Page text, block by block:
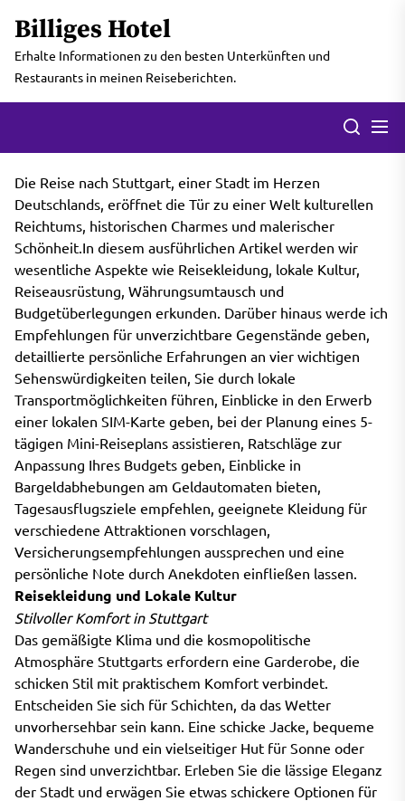
the
content
Billiges Hotel
Erhalte Informationen zu den besten Unterkünften und
Restaurants in meinen Reiseberichten.
Search
Die Reise nach Stuttgart, einer Stadt im Herzen
Deutschlands, eröffnet die Tür zu einer Welt kulturellen
Reichtums, historischen Charmes und malerischer
Schönheit.In diesem ausführlichen Artikel werden wir
wesentliche Aspekte wie Reisekleidung, lokale Kultur,
Reiseausrüstung, Währungsumtausch und
Budgetüberlegungen erkunden. Darüber hinaus werde ich
Empfehlungen für unverzichtbare Gegenstände geben,
detaillierte persönliche Erfahrungen an vier wichtigen
Sehenswürdigkeiten teilen, Sie durch lokale
Transportmöglichkeiten führen, Einblicke in den Erwerb
einer lokalen SIM-Karte geben, bei der Planung eines 5-
tägigen Mini-Reiseplans assistieren, Ratschläge zur
Anpassung Ihres Budgets geben, Einblicke in
Bargeldabhebungen am Geldautomaten bieten,
Tagesausflugsziele empfehlen, geeignete Kleidung für
verschiedene Attraktionen vorschlagen,
Versicherungsempfehlungen aussprechen und eine
persönliche Note durch Anekdoten einfließen lassen.
Reisekleidung und Lokale Kultur
Stilvoller Komfort in Stuttgart
Das gemäßigte Klima und die kosmopolitische
Atmosphäre Stuttgarts erfordern eine Garderobe, die
schicken Stil mit praktischem Komfort verbindet.
Entscheiden Sie sich für Schichten, da das Wetter
unvorhersehbar sein kann. Eine schicke Jacke, bequeme
Wanderschuhe und ein vielseitiger Hut für Sonne oder
Regen sind unverzichtbar. Erleben Sie die lässige Eleganz
der Stadt und erwägen Sie etwas schickere Optionen für